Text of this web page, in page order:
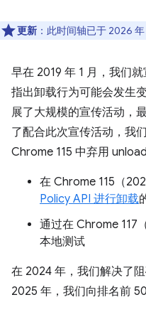
更新 ：此时间轴已于 2026 年
早在 2019 年 1 月，我们
指出卸载行为可能会发生
展了大规模的宣传活动，
了配合此次宣传活动，我
Chrome 115 中弃用
在 Chrome 115（
Policy API 进行卸载
通过在 Chrome 117
本地测试
在 2024 年，我们解决了
2025 年，我们向排名前